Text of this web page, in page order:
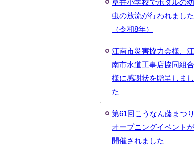
草井小学校でホタルの幼
虫の放流が行われました
（令和8年）
江南市災害協力会様、江
南市水道工事店協同組合
様に感謝状を贈呈しまし
た
第61回こうなん藤まつり
オープニングイベントが
開催されました